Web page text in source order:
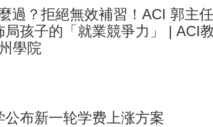
過？拒絕無效補習！ACI 郭主
局孩子的「就業競爭力」 | ACI
學院
公布新一轮学费上涨方案